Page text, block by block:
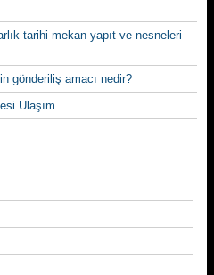
tarihi mekan yapıt ve nesneleri
gönderiliş amacı nedir?
Ulaşım